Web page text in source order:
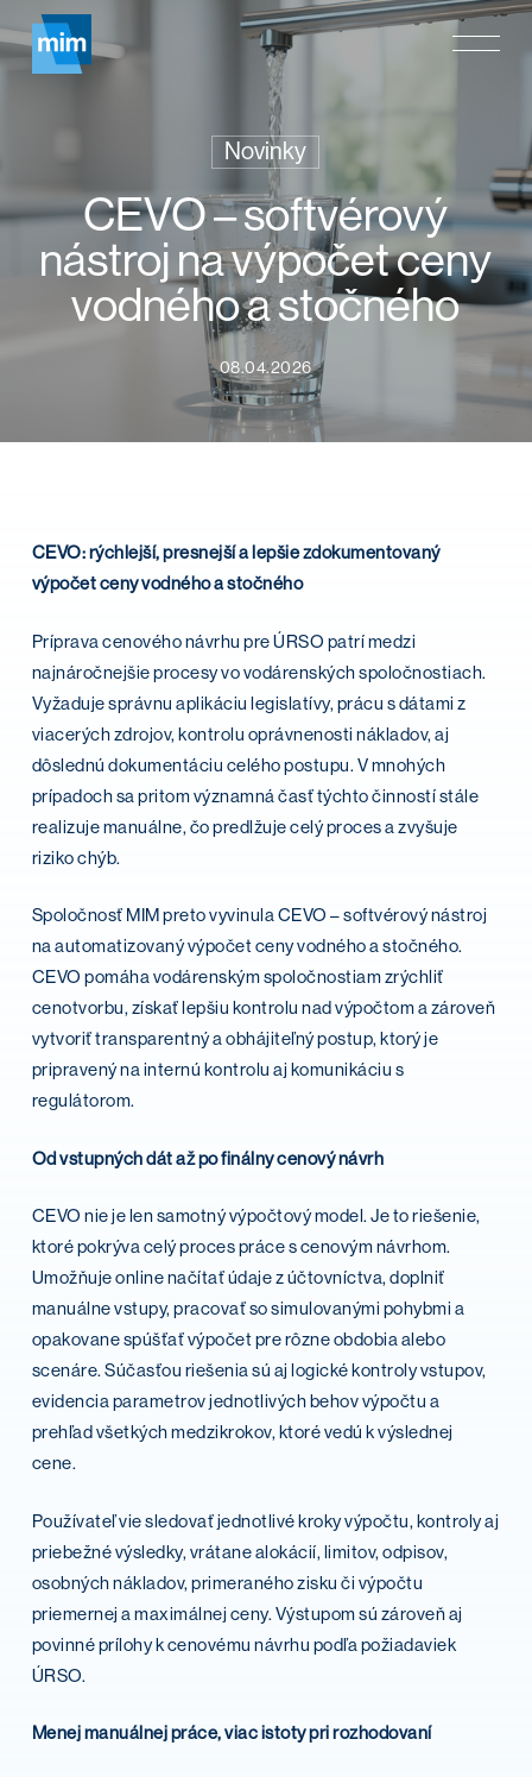
to
main
Menu
Novinky
CEVO – softvérový
nástroj na výpočet ceny
vodného a stočného
08.04.2026
CEVO: rýchlejší, presnejší a lepšie zdokumentovaný
výpočet ceny vodného a stočného
Príprava cenového návrhu pre ÚRSO patrí medzi
najnáročnejšie procesy vo vodárenských spoločnostiach.
Vyžaduje správnu aplikáciu legislatívy, prácu s dátami z
viacerých zdrojov, kontrolu oprávnenosti nákladov, aj
dôslednú dokumentáciu celého postupu. V mnohých
prípadoch sa pritom významná časť týchto činností stále
realizuje manuálne, čo predlžuje celý proces a zvyšuje
riziko chýb.
Spoločnosť MIM preto vyvinula CEVO – softvérový nástroj
na automatizovaný výpočet ceny vodného a stočného.
CEVO pomáha vodárenským spoločnostiam zrýchliť
cenotvorbu, získať lepšiu kontrolu nad výpočtom a zároveň
vytvoriť transparentný a obhájiteľný postup, ktorý je
pripravený na internú kontrolu aj komunikáciu s
regulátorom.
Od vstupných dát až po finálny cenový návrh
CEVO nie je len samotný výpočtový model. Je to riešenie,
ktoré pokrýva celý proces práce s cenovým návrhom.
Umožňuje online načítať údaje z účtovníctva, doplniť
manuálne vstupy, pracovať so simulovanými pohybmi a
opakovane spúšťať výpočet pre rôzne obdobia alebo
scenáre. Súčasťou riešenia sú aj logické kontroly vstupov,
evidencia parametrov jednotlivých behov výpočtu a
prehľad všetkých medzikrokov, ktoré vedú k výslednej
cene.
Používateľ vie sledovať jednotlivé kroky výpočtu, kontroly aj
priebežné výsledky, vrátane alokácií, limitov, odpisov,
osobných nákladov, primeraného zisku či výpočtu
priemernej a maximálnej ceny. Výstupom sú zároveň aj
povinné prílohy k cenovému návrhu podľa požiadaviek
ÚRSO.
Menej manuálnej práce, viac istoty pri rozhodovaní